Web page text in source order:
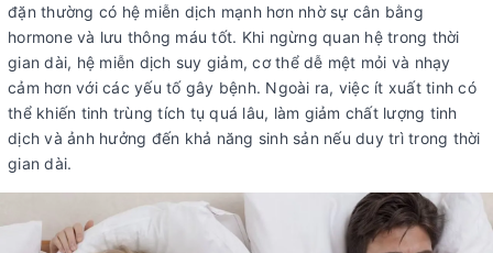
đặn thường có hệ miễn dịch mạnh hơn nhờ sự cân bằng
hormone và lưu thông máu tốt. Khi ngừng quan hệ trong thời
gian dài, hệ miễn dịch suy giảm, cơ thể dễ mệt mỏi và nhạy
cảm hơn với các yếu tố gây bệnh. Ngoài ra, việc ít xuất tinh có
thể khiến tinh trùng tích tụ quá lâu, làm giảm chất lượng tinh
dịch và ảnh hưởng đến khả năng sinh sản nếu duy trì trong thời
gian dài.